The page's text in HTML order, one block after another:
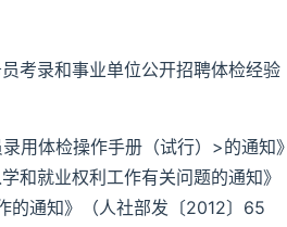
考录和事业单位公开招聘体检经验
用体检操作手册（试行）>的通知
和就业权利工作有关问题的通知》
的通知》（人社部发〔2012〕65